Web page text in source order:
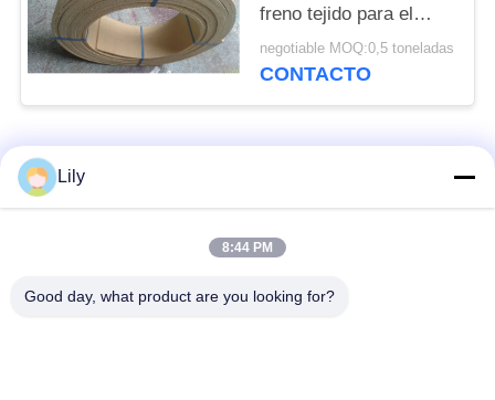
freno tejido para el
sistema de frenos
negotiable MOQ:0,5 toneladas
CONTACTO
Categorías Populares
Guarnición de freno
Lily
8:44 PM
Good day, what product are you looking for?